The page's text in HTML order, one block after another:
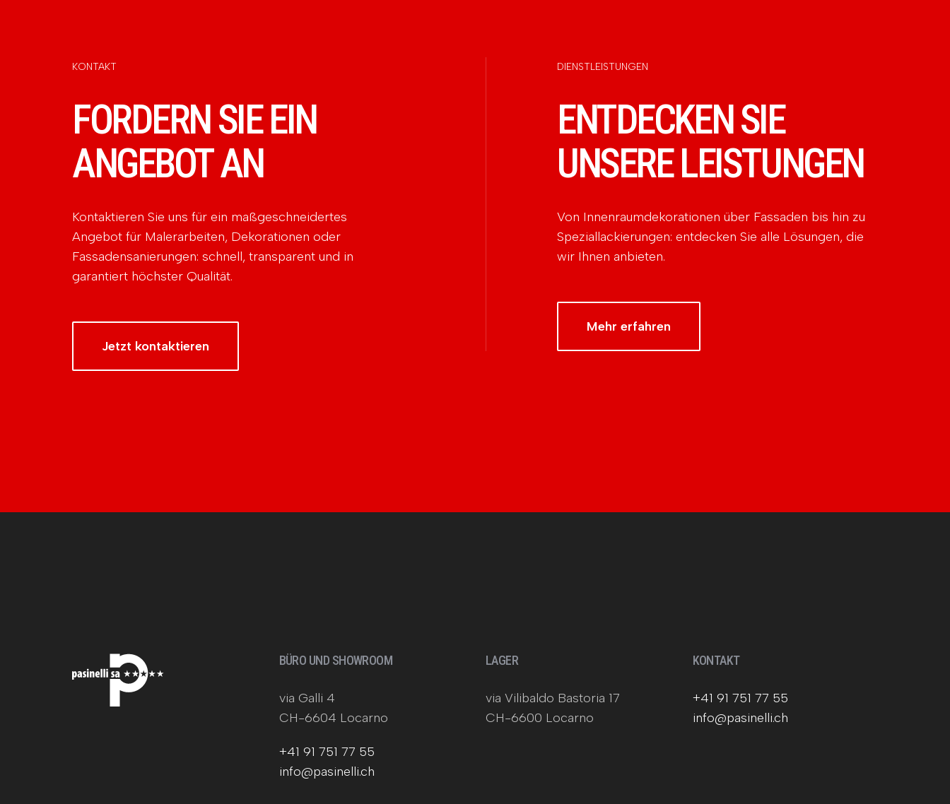
KONTAKT
FORDERN SIE EIN
ANGEBOT AN
Kontaktieren Sie uns für ein maßgeschneidertes
Angebot für Malerarbeiten, Dekorationen oder
Fassadensanierungen: schnell, transparent und in
garantiert höchster Qualität.
Jetzt kontaktieren
DIENSTLEISTUNGEN
ENTDECKEN SIE
UNSERE LEISTUNGEN
Von Innenraumdekorationen über Fassaden bis hin zu
Speziallackierungen: entdecken Sie alle Lösungen, die
wir Ihnen anbieten.
Mehr erfahren
BÜRO UND SHOWROOM
via Galli 4
CH-6604 Locarno
+41 91 751 77 55
info@pasinelli.ch
LAGER
via Vilibaldo Bastoria 17
CH-6600 Locarno
KONTAKT
+41 91 751 77 55
info@pasinelli.ch